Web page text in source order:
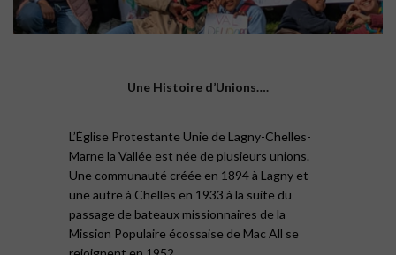
Une Histoire d’Unions….
L’Église Protestante Unie de Lagny-Chelles-
Marne la Vallée est née de plusieurs unions.
Une communauté créée en 1894 à Lagny et
une autre à Chelles en 1933 à la suite du
passage de bateaux missionnaires de la
Mission Populaire écossaise de Mac All se